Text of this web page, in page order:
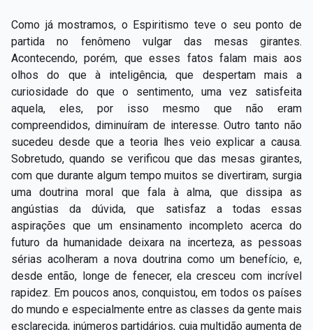
Como já mostramos, o Espiritismo teve o seu ponto de
partida no fenômeno vulgar das mesas girantes.
Acontecendo, porém, que esses fatos falam mais aos
olhos do que à inteligência, que despertam mais a
curiosidade do que o sentimento, uma vez satisfeita
aquela, eles, por isso mesmo que não eram
compreendidos, diminuíram de interesse. Outro tanto não
sucedeu desde que a teoria lhes veio explicar a causa.
Sobretudo, quando se verificou que das mesas girantes,
com que durante algum tempo muitos se divertiram, surgia
uma doutrina moral que fala à alma, que dissipa as
angústias da dúvida, que satisfaz a todas essas
aspirações que um ensinamento incompleto acerca do
futuro da humanidade deixara na incerteza, as pessoas
sérias acolheram a nova doutrina como um benefício, e,
desde então, longe de fenecer, ela cresceu com incrível
rapidez. Em poucos anos, conquistou, em todos os países
do mundo e especialmente entre as classes da gente mais
esclarecida, inúmeros partidários, cuja multidão aumenta de